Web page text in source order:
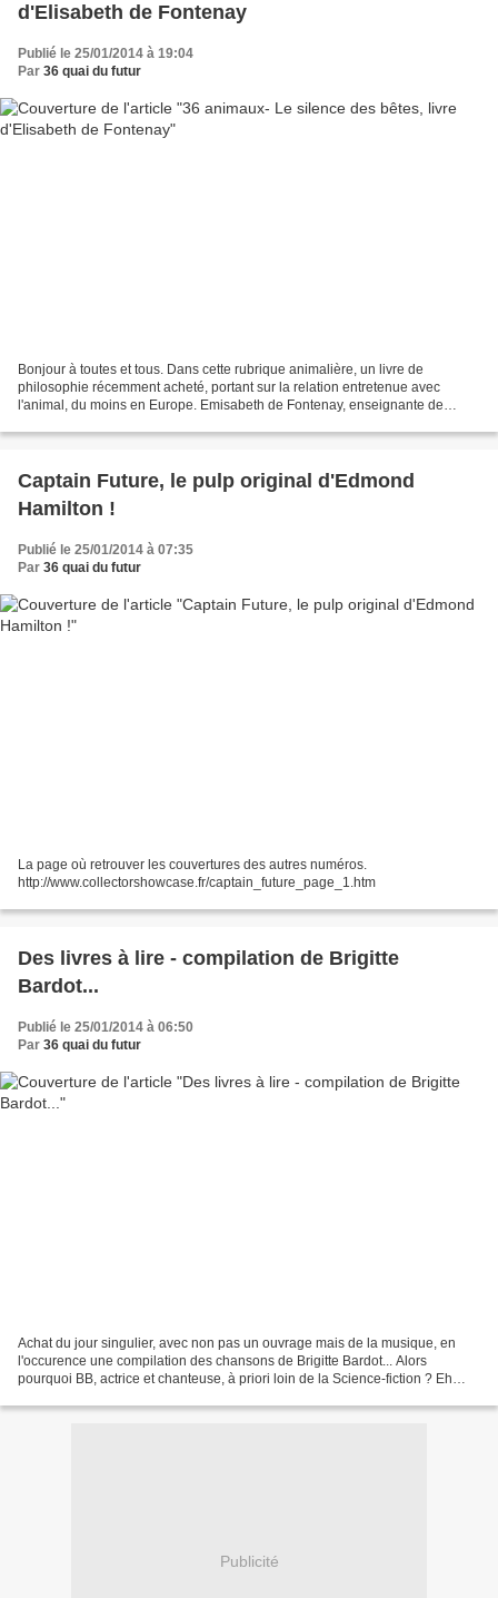
d'Elisabeth de Fontenay
Publié le 25/01/2014 à 19:04
Par 36 quai du futur
Bonjour à toutes et tous. Dans cette rubrique animalière, un livre de
philosophie récemment acheté, portant sur la relation entretenue avec
l'animal, du moins en Europe. Emisabeth de Fontenay, enseignante de
Captain Future, le pulp original d'Edmond
Hamilton !
Publié le 25/01/2014 à 07:35
Par 36 quai du futur
La page où retrouver les couvertures des autres numéros.
http://www.collectorshowcase.fr/captain_future_page_1.htm
Des livres à lire - compilation de Brigitte
Bardot...
Publié le 25/01/2014 à 06:50
Par 36 quai du futur
Achat du jour singulier, avec non pas un ouvrage mais de la musique, en
l'occurence une compilation des chansons de Brigitte Bardot... Alors
pourquoi BB, actrice et chanteuse, à priori loin de la Science-fiction ? Eh
Publicité